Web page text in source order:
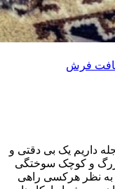
فرش
داریم یک بی دقتی و
بزرگ و کوچک سوختگی
نظر هرکسی راهی